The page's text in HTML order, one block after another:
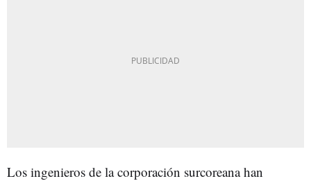
Los ingenieros de la corporación surcoreana han